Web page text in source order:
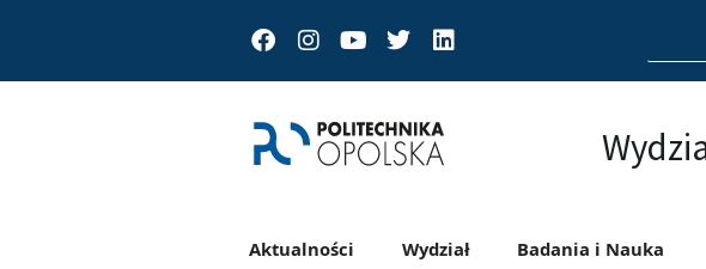
FacebookInstagram
Youtube
TwitterLinkedin
for:
Aktualności Wydział Badania i Nauka